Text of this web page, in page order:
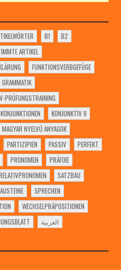
B1
B2
ARTIKEL
FUNKTIONSVERBGEFÜGE
GRAMMATIK
PRÜFUNGSTRAINING
KONJUNKTIONEN
KONJUNKTIV II
MAGYAR NYELVŰ ANYAGOK
PARTIZIPIEN PASSIV
PERFEKT
PRONOMEN
PRÄFIXE
SATZBAU
SPRECHEN
WECHSELPRÄPOSITIONEN
العربية